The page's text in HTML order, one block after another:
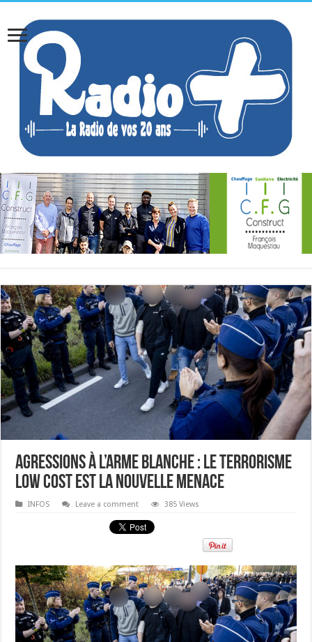
Agressions à l’arme blanche : le terrorisme
low cost est la nouvelle menace
INFOS Leave a comment 385 Views